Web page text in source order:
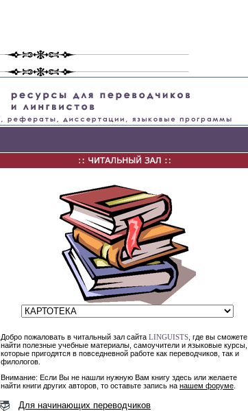
Добро пожаловать в читальный зал сайта LINGUISTS , где вы сможете
найти полезные учебные материалы, самоучители и языковые курсы,
которые пригодятся в повседневной работе как переводчиков, так и
филологов.
Внимание: Если Вы не нашли нужную Вам книгу здесь или желаете
найти книги других авторов, то оставьте запись на нашем форуме
Для начинающих переводчиков